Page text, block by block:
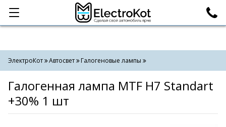
Категории Поиск
ЭлектроКот Автосвет Галогеновые лампы
Галогенная лампа MTF H7 Standart
+30% 1 шт